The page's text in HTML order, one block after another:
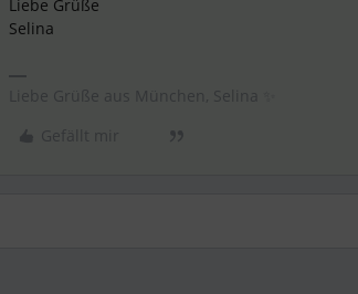
Liebe Grüße
Selina